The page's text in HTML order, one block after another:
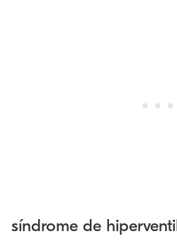
síndrome de